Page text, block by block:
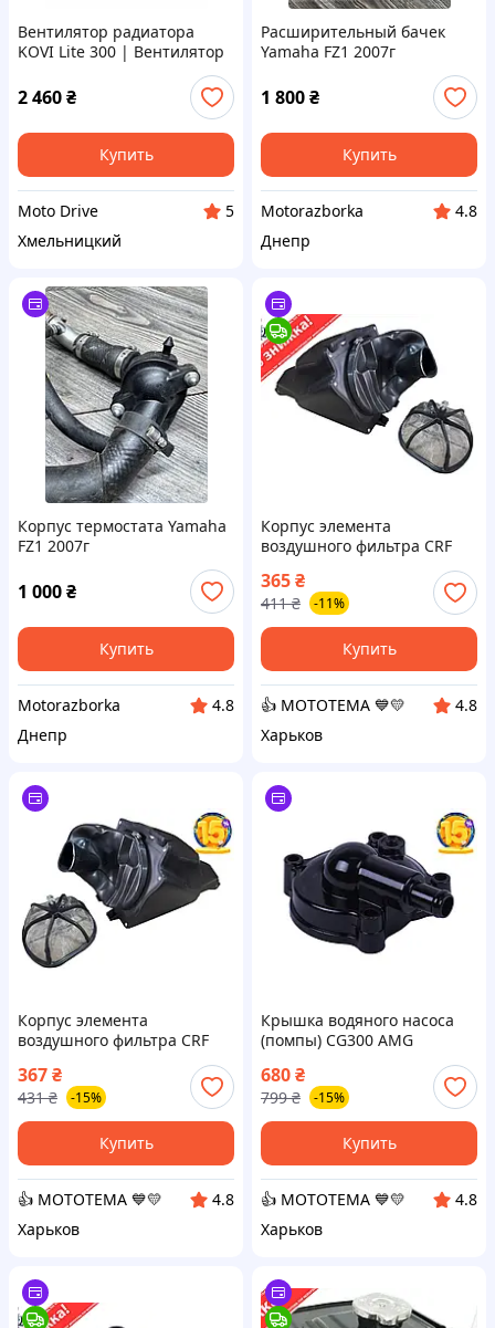
Вентилятор радиатора
KOVI Lite 300 | Вентилятор
мотоцикла
2 460₴
Купить
Moto Drive
5
Хмельницкий
Расширительный бачек
Yamaha FZ1 2007г
1 800₴
Купить
Motorazborka
4.8
Днепр
Корпус термостата Yamaha
FZ1 2007г
1 000₴
Купить
Motorazborka
4.8
Днепр
Корпус элемента
воздушного фильтра CRF
365₴
411 ₴ -11%
Купить
👍 МОТОТЕМА 💙💛
4.8
Харьков
Корпус элемента
воздушного фильтра CRF
367₴
431 ₴ -15%
Купить
👍 МОТОТЕМА 💙💛
4.8
Харьков
Крышка водяного насоса
(помпы) CG300 AMG
680₴
799 ₴ -15%
Купить
👍 МОТОТЕМА 💙💛
4.8
Харьков